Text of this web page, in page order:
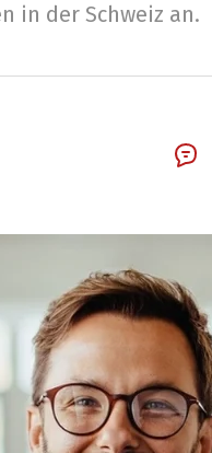
in der Schweiz an.